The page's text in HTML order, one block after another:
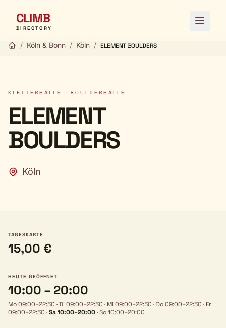
CLIMB
DIRECTORY Menü
/ Köln & Bonn / Köln / ELEMENT BOULDERS
KLETTERHALLE · BOULDERHALLE
ELEMENT
BOULDERS
Köln
TAGESKARTE
15,00 €
HEUTE GEÖFFNET
10:00 – 20:00
Mo 09:00–22:30 ·Di 09:00–22:30 · Mi 09:00–22:30 ·Do 09:00–22:30 · Fr
09:00–22:30 ·Sa 10:00–20:00·So 10:00–20:00